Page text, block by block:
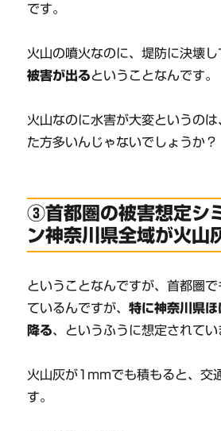
です。
火山の噴火なのに、堤防に決壊し
被害が出るということなんです。
火山なのに水害が大変というの
た方多いんじゃないでしょうか？
③首都圏の被害想定シ
ン神奈川県全域が火山
ということなんですが、首都圏で
ているんですが、特に神奈川県
降る、というふうに想定されてい
火山灰が1mmでも積もると、交
す。